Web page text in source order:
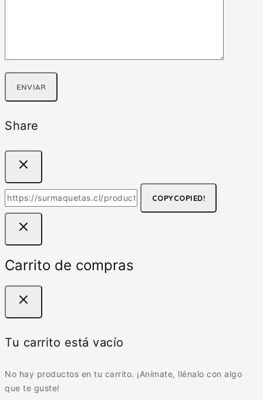
Share
COPYCOPIED!
Carrito de compras
Tu carrito está vacío
No hay productos en tu carrito. ¡Anímate, llénalo con algo
que te guste!